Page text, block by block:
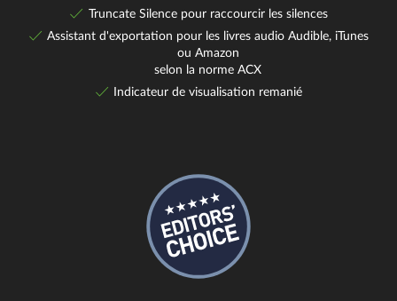
Truncate Silence pour raccourcir les silences
Assistant d'exportation pour les livres audio Audible, iTunes
ou Amazon
selon la norme ACX
Indicateur de visualisation remanié